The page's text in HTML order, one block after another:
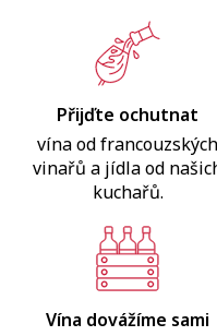
Přijďte ochutnat
vína od francouzských
vinařů a jídla od
kuchařů.
Vína dovážíme sami